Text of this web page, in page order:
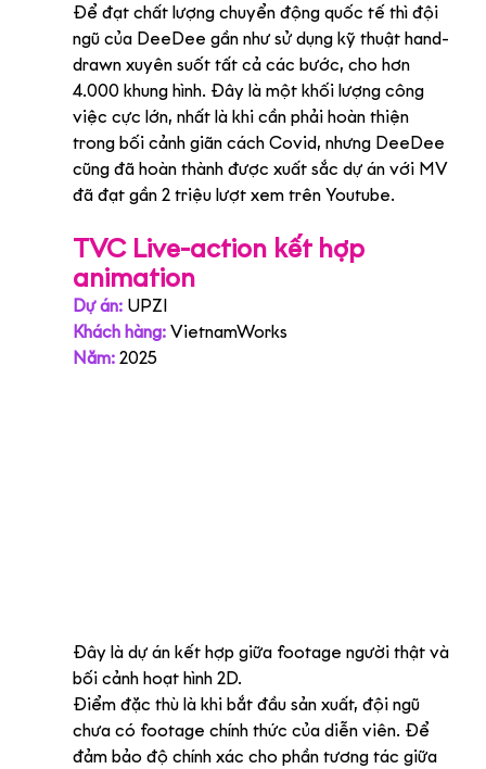
Để đạt chất lượng chuyển động quốc tế thì đội
ngũ của DeeDee gần như sử dụng kỹ thuật hand-
drawn xuyên suốt tất cả các bước, cho hơn
4.000 khung hình. Đây là một khối lượng công
việc cực lớn, nhất là khi cần phải hoàn thiện
trong bối cảnh giãn cách Covid, nhưng DeeDee
cũng đã hoàn thành được xuất sắc dự án với MV
đã đạt gần 2 triệu lượt xem trên Youtube.
TVC Live-action kết hợp
animation
Dự án: UPZI
Khách hàng: VietnamWorks
Năm: 2025
Đây là dự án kết hợp giữa footage người thật và
bối cảnh hoạt hình 2D.
Điểm đặc thù là khi bắt đầu sản xuất, đội ngũ
chưa có footage chính thức của diễn viên. Để
đảm bảo độ chính xác cho phần tương tác giữa